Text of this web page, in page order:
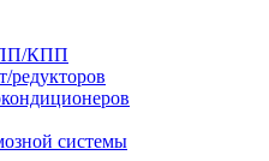
КПП
системы